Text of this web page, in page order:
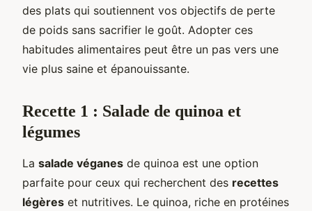
des plats qui soutiennent vos objectifs de perte
de poids sans sacrifier le goût. Adopter ces
habitudes alimentaires peut être un pas vers une
vie plus saine et épanouissante.
Recette 1 : Salade de quinoa et
légumes
La salade véganes de quinoa est une option
parfaite pour ceux qui recherchent des recettes
légères et nutritives. Le quinoa, riche en protéines